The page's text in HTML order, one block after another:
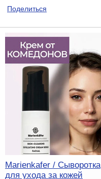
Поделиться
Marienkafer / Сыворотка
для ухода за кожей